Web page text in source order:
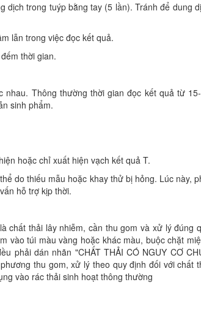
dịch trong tuýp bằng tay (5 lần). Tránh để dung
lẫn trong việc đọc kết quả.
thời gian.
Thông thường thời gian đọc kết quả từ
sinh phẩm.
hoặc chỉ xuất hiện vạch kết quả T.
do thiếu mẫu hoặc khay thử bị hỏng. Lúc này,
hỗ trợ kịp thời.
chất thải lây nhiễm, cần thu gom và xử lý đúng
vào túi màu vàng hoặc khác màu, buộc chặt
phải dán nhãn "CHẤT THẢI CÓ NGUY CƠ
thu gom, xử lý theo quy định đối với chất
vào rác thải sinh hoạt thông thường